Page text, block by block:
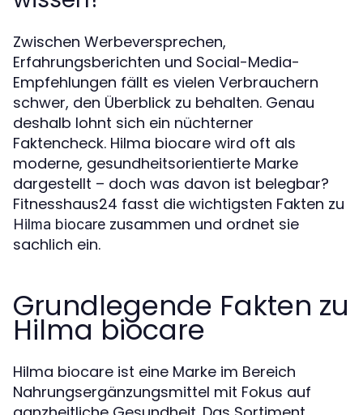
Zwischen Werbeversprechen,
Erfahrungsberichten und Social-Media-
Empfehlungen fällt es vielen Verbrauchern
schwer, den Überblick zu behalten. Genau
deshalb lohnt sich ein nüchterner
Faktencheck. Hilma biocare wird oft als
moderne, gesundheitsorientierte Marke
dargestellt – doch was davon ist belegbar?
Fitnesshaus24 fasst die wichtigsten Fakten zu
Hilma biocare zusammen und ordnet sie
sachlich ein.
Grundlegende Fakten zu
Hilma biocare
Hilma biocare ist eine Marke im Bereich
Nahrungsergänzungsmittel mit Fokus auf